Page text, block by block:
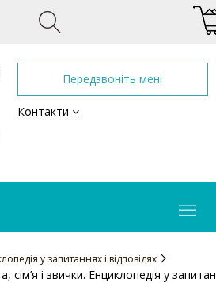
Передзвоніть мені
Контакти
у запитаннях і відповідях
і звички. Енциклопедія у